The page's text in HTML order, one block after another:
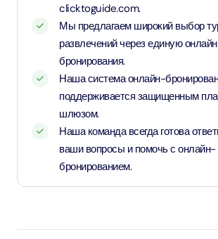
clicktoguide.com.
Мы предлагаем широкий выбор
развлечений через единую
бронирования.
Наша система онлайн-
поддерживается защищенным
шлюзом.
Наша команда всегда готова
ваши вопросы и помочь с онлайн-
бронированием.